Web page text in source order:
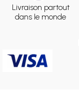
Livraison partout
dans le monde